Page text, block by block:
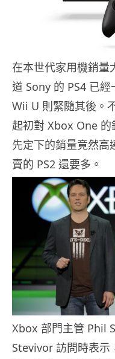
在本世代家用機銷量
道 Sony 的 PS4 已
Wii U 則緊隨其後。
起初對 Xbox One 的
先定下的銷量竟然高
賣的 PS2 還要多。
Xbox 部門主管 Phil
Stevivor 訪問時表示